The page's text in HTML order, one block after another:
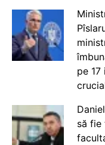
pe
să fie